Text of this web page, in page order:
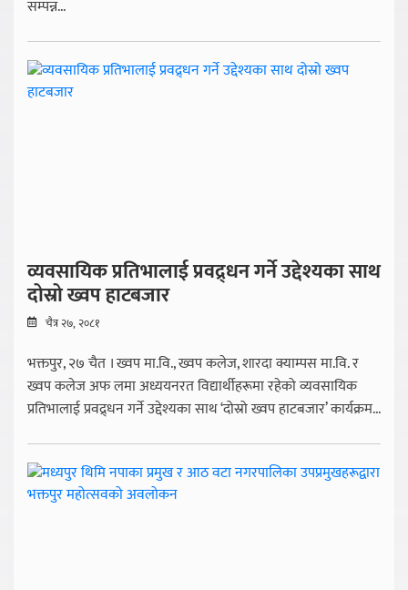
सम्पन्न...
व्यवसायिक प्रतिभालाई प्रवद्र्धन गर्ने उद्देश्यका साथ
दोस्रो ख्वप हाटबजार
चैत्र २७, २०८१
भक्तपुर, २७ चैत । ख्वप मा.वि., ख्वप कलेज, शारदा क्याम्पस मा.वि. र
ख्वप कलेज अफ लमा अध्ययनरत विद्यार्थीहरूमा रहेको व्यवसायिक
प्रतिभालाई प्रवद्र्धन गर्ने उद्देश्यका साथ ‘दोस्रो ख्वप हाटबजार’ कार्यक्रम...